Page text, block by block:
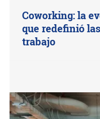
Coworking: la
que redefinió
trabajo